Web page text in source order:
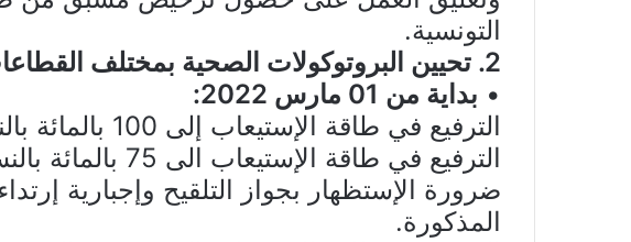
التونسية.
2. تحيين البروتوكولات الصحية بمختلف القطاعات:
• بداية من 01 مارس 2022:
الترفيع في طاقة الإستيعاب إلى 100 بالمائة بالنسبة للفضاءات المفتوحة
الترفيع في طاقة
ضرورة الإستظهار بجواز التلقيح وإجبارية
المذكورة.